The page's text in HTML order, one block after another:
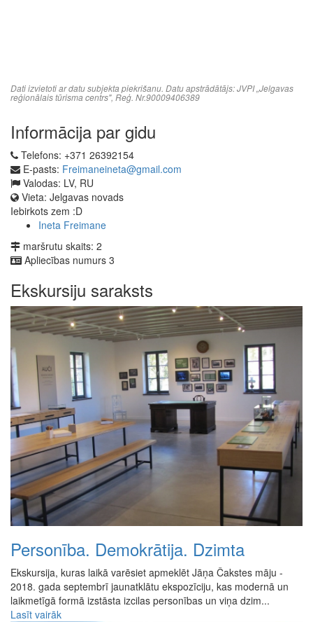
Dati izvietoti ar datu subjekta piekrišanu. Datu apstrādātājs: JVPI „Jelgavas
reģionālais tūrisma centrs", Reģ. Nr.90009406389
Informācija par gidu
Telefons: +371 26392154
E-pasts: Freimaneineta@gmail.com
Valodas: LV, RU
Vieta: Jelgavas novads
Iebirkots zem :D
Ineta Freimane
maršrutu skaits: 2
Apliecības numurs 3
Ekskursiju saraksts
Personība. Demokrātija. Dzimta
Ekskursija, kuras laikā varēsiet apmeklēt Jāņa Čakstes māju -
2018. gada septembrī jaunatklātu ekspozīciju, kas modernā un
laikmetīgā formā izstāsta izcilas personības un viņa dzim...
Lasīt vairāk